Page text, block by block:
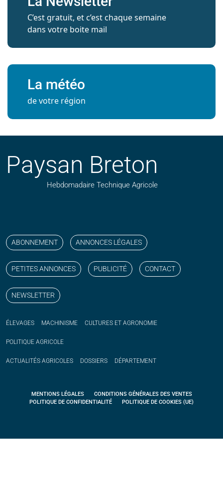
C’est gratuit, et c’est chaque semaine
dans votre boite mail
La météo
de votre région
Paysan Breton
Hebdomadaire Technique Agricole
ABONNEMENT ANNONCES LÉGALES
PETITES ANNONCES PUBLICITÉ CONTACT
NEWSLETTER
ÉLEVAGES MACHINISME CULTURES ET AGRONOMIE
POLITIQUE AGRICOLE
ACTUALITÉS AGRICOLES DOSSIERS DÉPARTEMENT
MENTIONS LÉGALES
CONDITIONS GÉNÉRALES DES VENTES
POLITIQUE DE CONFIDENTIALITÉ
POLITIQUE DE COOKIES (UE)